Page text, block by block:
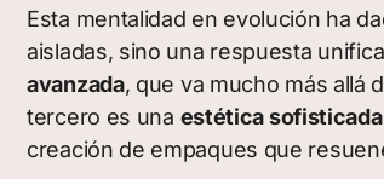
Esta mentalidad en evolución ha
aisladas, sino una respuesta
avanzada, que va mucho más allá
tercero es una estética
creación de empaques que